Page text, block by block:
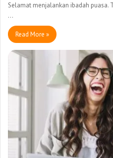
Selamat menjalankan ibadah puasa.
…
Read More »